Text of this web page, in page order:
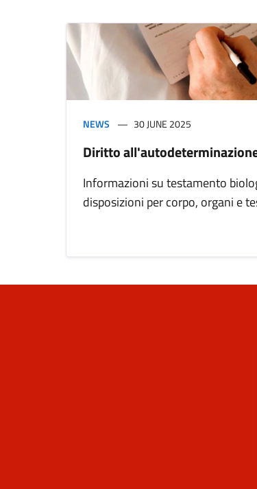
NEWS 30 JUNE 2025
Diritto
Informazioni su testamento
disposizioni per corpo, organi e